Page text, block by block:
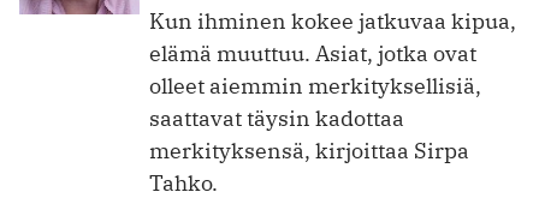
Kun ihminen kokee jatkuvaa kipua,
elämä muuttuu. Asiat, jotka ovat
olleet aiemmin merkityksellisiä,
saattavat täysin kadottaa
merkityksensä, kirjoittaa Sirpa
Tahko.